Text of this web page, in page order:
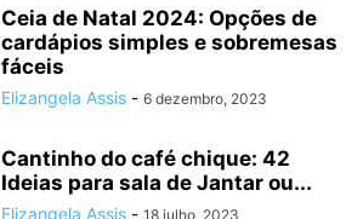
Ceia de Natal 2024: Opções de
cardápios simples e sobremesas
fáceis
Elizangela Assis - 6 dezembro, 2023
Cantinho do café chique: 42
Ideias para sala de Jantar ou...
Elizangela Assis - 18 julho, 2023